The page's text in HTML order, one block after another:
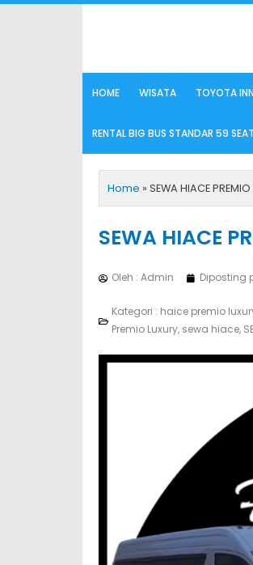
HOME WISATA TOYOTA
RENTAL BIG BUS STANDAR 59 SEAT
Home » SEWA HIACE
SEWA HIACE
Oleh : Admin Diposting
Kategori : haice premio
Premio Luxury, sewa hiace,